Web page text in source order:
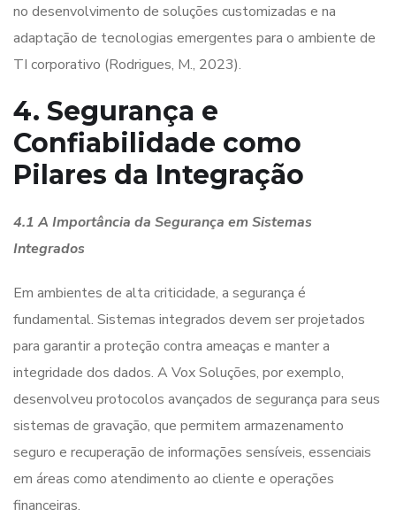
no desenvolvimento de soluções customizadas e na
adaptação de tecnologias emergentes para o ambiente de
TI corporativo (Rodrigues, M., 2023).
4. Segurança e
Confiabilidade como
Pilares da Integração
4.1 A Importância da Segurança em Sistemas
Integrados
Em ambientes de alta criticidade, a segurança é
fundamental. Sistemas integrados devem ser projetados
para garantir a proteção contra ameaças e manter a
integridade dos dados. A Vox Soluções, por exemplo,
desenvolveu protocolos avançados de segurança para seus
sistemas de gravação, que permitem armazenamento
seguro e recuperação de informações sensíveis, essenciais
em áreas como atendimento ao cliente e operações
financeiras.